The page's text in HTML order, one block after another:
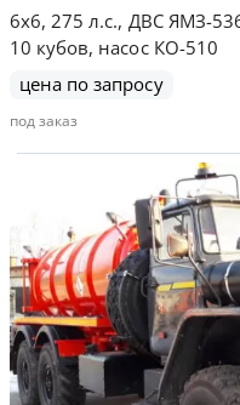
6х6, 275 л.с., ДВС ЯМЗ-
10 кубов, насос КО-510
цена по запросу
под заказ